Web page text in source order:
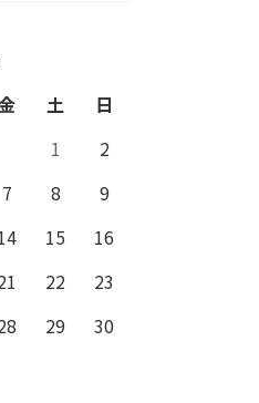
土
日
1
2
7 8
9
15
16
22
23
29
30